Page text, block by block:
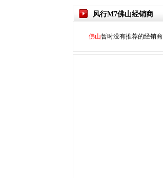
风行M7佛山经销商
佛山暂时没有推荐的经销商